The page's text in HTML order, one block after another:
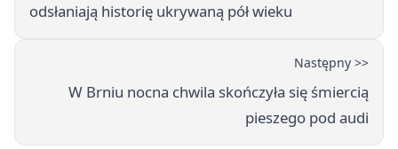
odsłaniają historię ukrywaną pół wieku
Następny >>
W Brniu nocna chwila skończyła się śmiercią
pieszego pod audi